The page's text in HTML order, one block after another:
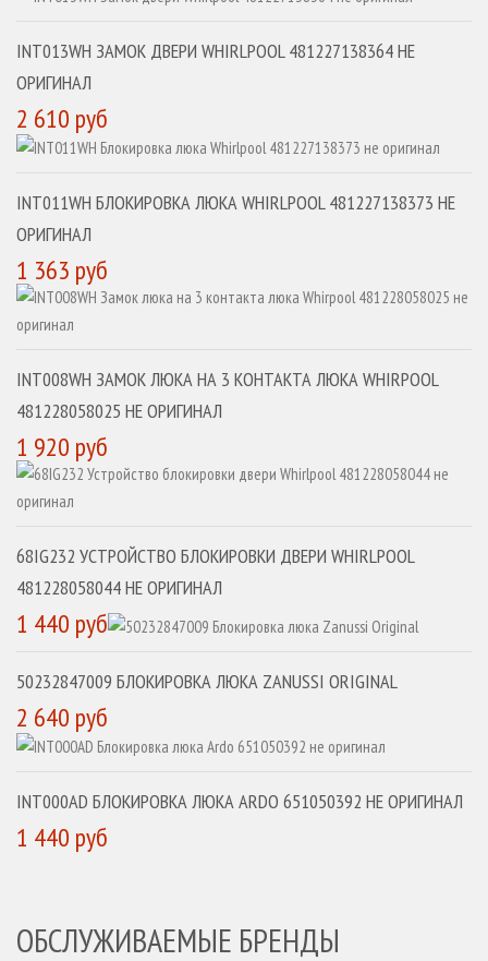
INT013WH ЗАМОК ДВЕРИ WHIRLPOOL 481227138364 НЕ
ОРИГИНАЛ
2 610 руб
INT011WH БЛОКИРОВКА ЛЮКА WHIRLPOOL 481227138373 НЕ
ОРИГИНАЛ
1 363 руб
INT008WH ЗАМОК ЛЮКА НА 3 КОНТАКТА ЛЮКА WHIRPOOL
481228058025 НЕ ОРИГИНАЛ
1 920 руб
68IG232 УСТРОЙСТВО БЛОКИРОВКИ ДВЕРИ WHIRLPOOL
481228058044 НЕ ОРИГИНАЛ
1 440 руб
50232847009 БЛОКИРОВКА ЛЮКА ZANUSSI ORIGINAL
2 640 руб
INT000AD БЛОКИРОВКА ЛЮКА ARDO 651050392 НЕ ОРИГИНАЛ
1 440 руб
ОБСЛУЖИВАЕМЫЕ БРЕНДЫ